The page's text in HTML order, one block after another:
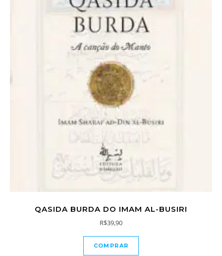
QASIDA BURDA DO IMAM AL-BUSIRI
R$39,90
COMPRAR